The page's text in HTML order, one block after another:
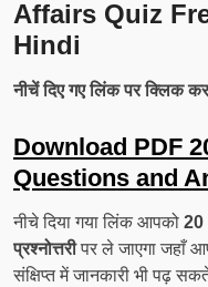
Affairs Quiz
Hindi
नीचें दिए गए लिंक पर क्लिक
Download PDF
Questions and
नीचे दिया गया लिंक आपको 20
प्रश्नोत्तरीपर ले जाएगा जहाँ
संक्षिप्त में जानकारी भी पढ़